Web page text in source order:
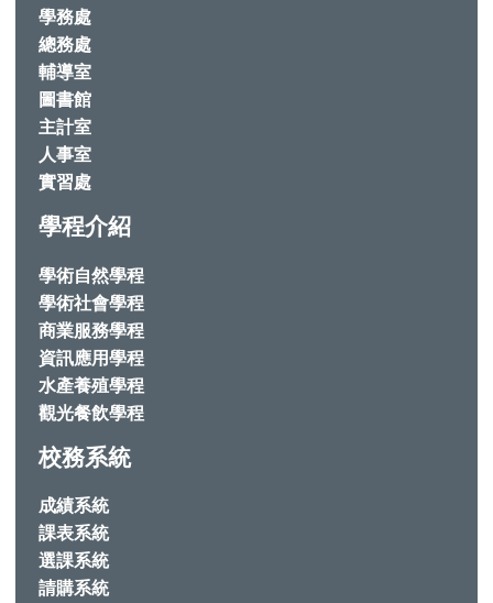
學務處
總務處
輔導室
圖書館
主計室
人事室
實習處
學程介紹
學術自然學程
學術社會學程
商業服務學程
資訊應用學程
水產養殖學程
觀光餐飲學程
校務系統
成績系統
課表系統
選課系統
請購系統